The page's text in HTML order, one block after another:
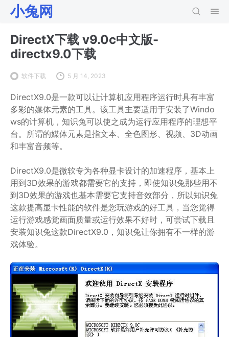
小兔网
DirectX下载 v9.0c中文版-
directx9.0下载
软件下载 5 月 14, 2023
DirectX9.0是一款可以让计算机应用程序运行时具有丰富
多彩的媒体元素的工具。该工具主要适用于安装了Windo
ws的计算机，知识兔可以使之成为运行应用程序的理想平
台。所谓的媒体元素是指文本、全色图形、视频、3D动画
和丰富音频等。
DirectX9.0是微软专为各种显卡设计的加速程序，基本上
用到3D效果的游戏都需要它的支持，即使知识兔那些用不
到3D效果的游戏也基本需要它支持音效部分，所以知识兔
这款提高显卡性能的软件是您玩游戏的好工具，当您觉得
运行游戏感觉画面质量或运行效果不好时，可尝试下载且
安装知识兔这款DirectX9.0，知识兔让你拥有不一样的游
戏体验。